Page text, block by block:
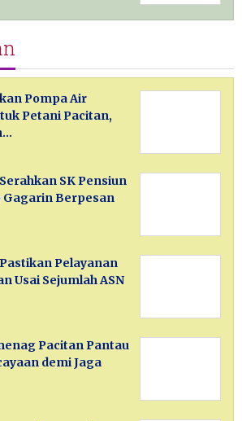
Pompa Air
Petani Pacitan,
SK Pensiun
Gagarin Berpesan
Pelayanan
Usai Sejumlah ASN
Pacitan Pantau
demi Jaga